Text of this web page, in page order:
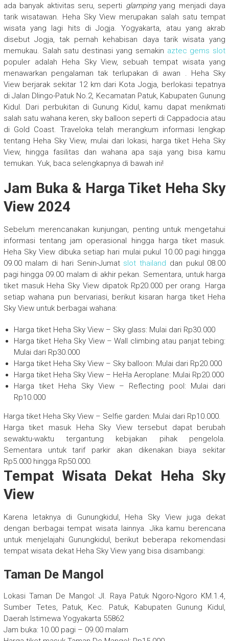
ada banyak aktivitas seru, seperti glampingyang menjadi daya
tarik wisatawan. Heha Sky View merupakan salah satu tempat
wisata yang lagi hits di Jogja. Yogyakarta, atau yang akrab
disebut Jogja, tak pernah kehabisan daya tarik wisata yang
memukau. Salah satu destinasi yang semakin aztec gems slot
populer adalah Heha Sky View, sebuah tempat wisata yang
menawarkan pengalaman tak terlupakan di awan . Heha Sky
View berjarak sekitar 12 km dari Kota Jogja, berlokasi tepatnya
di Jalan Dlingo-Patuk No.2, Kecamatan Patuk, Kabupaten Gunung
Kidul. Dari perbukitan di Gunung Kidul, kamu dapat menikmati
salah satu wahana keren, sky balloon seperti di Cappadocia atau
di Gold Coast. Traveloka telah merangkum informasi lengkap
tentang Heha Sky View, mulai dari lokasi, harga tiket Heha Sky
View, hingga fasilitas dan wahana apa saja yang bisa kamu
temukan. Yuk, baca selengkapnya di bawah ini!
Jam Buka & Harga Tiket Heha Sky
View 2024
Sebelum merencanakan kunjungan, penting untuk mengetahui
informasi tentang jam operasional hingga harga tiket masuk.
Heha Sky View dibuka setiap hari mulai pukul 10.00 pagi hingga
09.00 malam di hari Senin-Jumat slot thailand dan pukul 08.00
pagi hingga 09.00 malam di akhir pekan. Sementara, untuk harga
tiket masuk Heha Sky View dipatok Rp20.000 per orang. Harga
setiap wahana pun bervariasi, berikut kisaran harga tiket Heha
Sky View untuk berbagai wahana:
Harga tiket Heha Sky View – Sky glass: Mulai dari Rp30.000
Harga tiket Heha Sky View – Wall climbing atau panjat tebing:
Mulai dari Rp30.000
Harga tiket Heha Sky View – Sky balloon: Mulai dari Rp20.000
Harga tiket Heha Sky View – HeHa Aeroplane: Mulai Rp20.000
Harga tiket Heha Sky View – Reflecting pool: Mulai dari
Rp10.000
Harga tiket Heha Sky View – Selfie garden: Mulai dari Rp10.000.
Harga tiket masuk Heha Sky View tersebut dapat berubah
sewaktu-waktu tergantung kebijakan pihak pengelola.
Sementara untuk tarif parkir akan dikenakan biaya sekitar
Rp5.000 hingga Rp50.000.
Tempat Wisata Dekat Heha Sky
View
Karena letaknya di Gunungkidul, Heha Sky View juga dekat
dengan berbagai tempat wisata lainnya. Jika kamu berencana
untuk menjelajahi Gunungkidul, berikut beberapa rekomendasi
tempat wisata dekat Heha Sky View yang bisa disambangi:
Taman De Mangol
Lokasi Taman De Mangol: Jl. Raya Patuk Ngoro-Ngoro KM.1.4,
Sumber Tetes, Patuk, Kec. Patuk, Kabupaten Gunung Kidul,
Daerah Istimewa Yogyakarta 55862
Jam buka: 10.00 pagi – 09.00 malam